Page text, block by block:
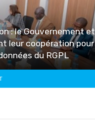
: le Gouvernement et
leur coopération pour
du RGPL